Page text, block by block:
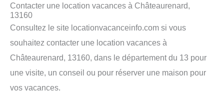
Contacter une location vacances à Châteaurenard,
13160
Consultez le site locationvacanceinfo.com si vous
souhaitez contacter une location vacances à
Châteaurenard, 13160, dans le département du 13 pour
une visite, un conseil ou pour réserver une maison pour
vos vacances.